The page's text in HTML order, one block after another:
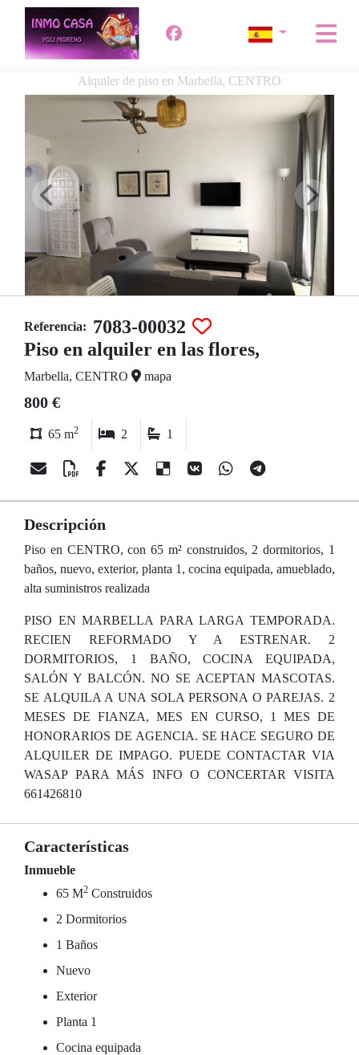
Alquiler de piso en Marbella, CENTRO
Referencia: 7083-00032
Piso en alquiler en las flores,
Marbella, CENTRO mapa
800 €
65 m2 2 1
Descripción
Piso en CENTRO, con 65 m² construidos, 2 dormitorios, 1
baños, nuevo, exterior, planta 1, cocina equipada, amueblado,
alta suministros realizada
PISO EN MARBELLA PARA LARGA TEMPORADA.
RECIEN REFORMADO Y A ESTRENAR. 2
DORMITORIOS, 1 BAÑO, COCINA EQUIPADA,
SALÓN Y BALCÓN. NO SE ACEPTAN MASCOTAS.
SE ALQUILA A UNA SOLA PERSONA O PAREJAS. 2
MESES DE FIANZA, MES EN CURSO, 1 MES DE
HONORARIOS DE AGENCIA. SE HACE SEGURO DE
ALQUILER DE IMPAGO. PUEDE CONTACTAR VIA
WASAP PARA MÁS INFO O CONCERTAR VISITA
661426810
Características
Inmueble
65 M2 Construidos
2 Dormitorios
1 Baños
Nuevo
Exterior
Planta 1
Cocina equipada